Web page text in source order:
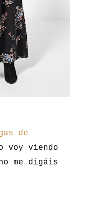
de
voy viendo
me digáis